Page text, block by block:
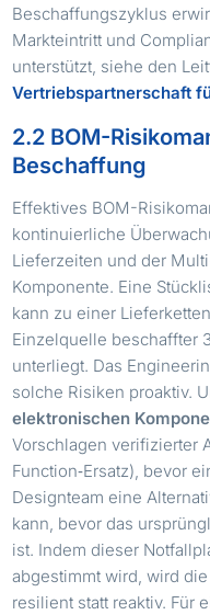
Beschaffungszyklus
Markteintritt und
unterstützt, siehe den
Vertriebspartnerschaft
2.2 BOM-
Beschaffung
Effektives BOM-
kontinuierliche
Lieferzeiten und der
Komponente. Eine
kann zu einer
Einzelquelle beschaffter
unterliegt. Das
solche Risiken proaktiv.
elektronischen
Vorschlagen verifizierter
Function‑Ersatz), bevor
Designteam eine
kann, bevor das
ist. Indem dieser
abgestimmt wird, wird
resilient statt reaktiv. Für